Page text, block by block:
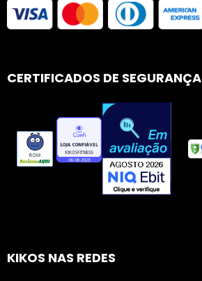
CERTIFICADOS DE SEGURANÇA
KIKOS NAS REDES